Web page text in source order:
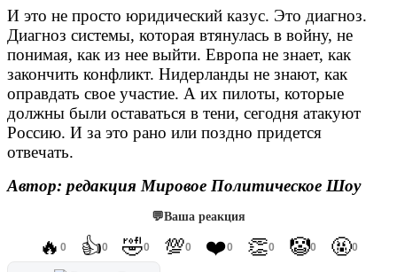
И это не просто юридический казус. Это диагноз.
Диагноз системы, которая втянулась в войну, не
понимая, как из нее выйти. Европа не знает, как
закончить конфликт. Нидерланды не знают, как
оправдать свое участие. А их пилоты, которые
должны были оставаться в тени, сегодня атакуют
Россию. И за это рано или поздно придется
отвечать.
Автор: редакция Мировое Политическое Шоу
💬Ваша реакция
🔥 0 👍0 🤣0 💯0 ❤️0 👏0 🤡0 🤬0